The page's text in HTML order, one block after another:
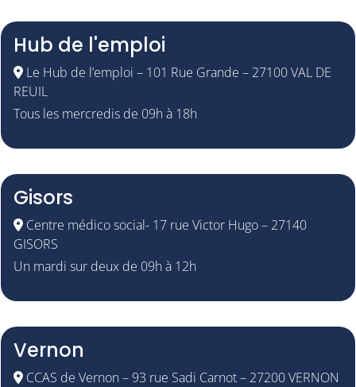
Hub de l'emploi
Le Hub de l’emploi – 101 Rue Grande – 27100 VAL DE
REUIL
Tous les mercredis de 09h à 18h
Gisors
Centre médico social- 17 rue Victor Hugo – 27140
GISORS
Un mardi sur deux de 09h à 12h
Vernon
CCAS de Vernon – 93 rue Sadi Carnot – 27200 VERNON